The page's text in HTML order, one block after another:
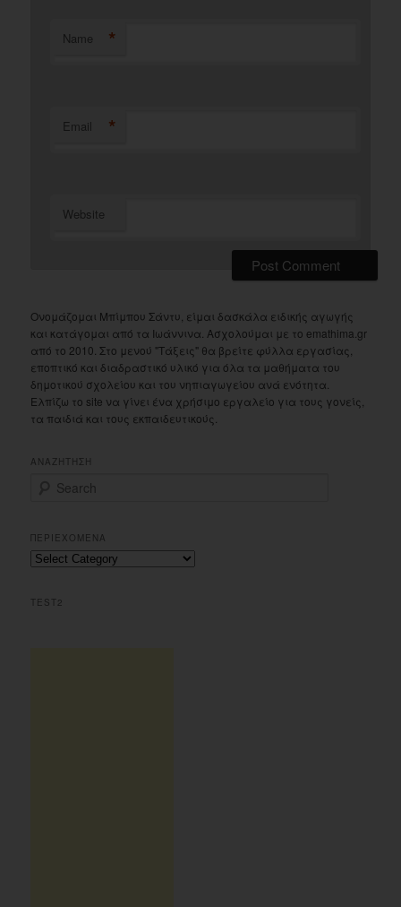
Name *
Email *
Website
Ονομάζομαι Μπίμπου Σάντυ, είμαι δασκάλα ειδικής αγωγής
και κατάγομαι από τα Ιωάννινα. Ασχολούμαι με το emathima.gr
από το 2010. Στο μενού "Τάξεις" θα βρείτε φύλλα εργασίας,
εποπτικό και διαδραστικό υλικό για όλα τα μαθήματα του
δημοτικού σχολείου και του νηπιαγωγείου ανά ενότητα.
Ελπίζω το site να γίνει ένα χρήσιμο εργαλείο για τους γονείς,
τα παιδιά και τους εκπαιδευτικούς.
ΑΝΑΖΗΤΗΣΗ
r
c
h
ΠΕΡΙΕΧΟΜΕΝΑ
Περιεχομενα
TEST2